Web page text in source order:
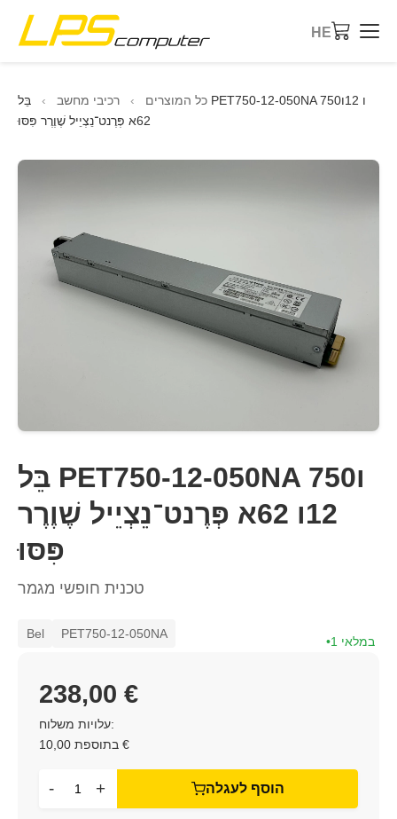
HE
חנות eBay
כל המוצרים › רכיבי מחשב ›
בֵּל PET750-12-050NA 750ו 12ו
62א פְּרֶנט־נֵצְיֵיל שֶׁוֶרֶר פִּסּוּ
בֵּל PET750-12-050NA 750ו
12ו 62א פְּרֶנט־נֵצְיֵיל שֶׁוֶרֶר
פִּסּוּ
טכנית חופשי מגמר
Bel PET750-12-050NA
1 במלאי
עלויות משלוח:
בתוספת 10,00 €
238,00 €
- + הוסף לעגלה